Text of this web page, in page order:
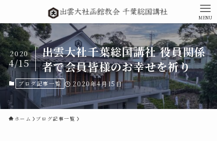
MENU
出雲大社千葉総国講社 役員関係
者で会員皆様のお幸せを祈り
2020
4/15
ブログ記事一覧 2020年4月15日
ホーム ブログ記事一覧